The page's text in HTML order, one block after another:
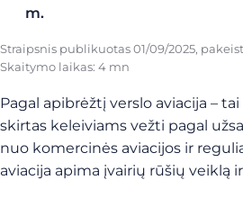
m.
Straipsnis publikuotas01/09/2025,
Skaitymo laikas: 4 mn
Pagal apibrėžtį verslo aviacija –
skirtas keleiviams vežti pagal
nuo komercinės aviacijos ir
aviacija apima įvairių rūšių veiklą